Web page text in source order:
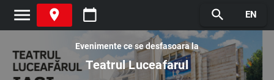
menu place calendar_today search EN
Evenimente ce se desfasoara la
Teatrul Luceafarul